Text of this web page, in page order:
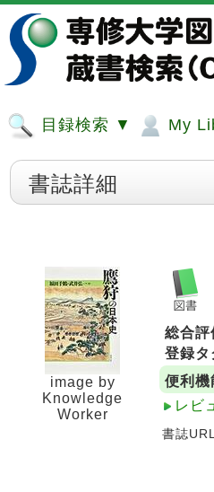
目録検索 ▼ My
書誌詳細
image by
Knowledge
Worker
総合評
登録タ
便利機
レビ
書誌URL